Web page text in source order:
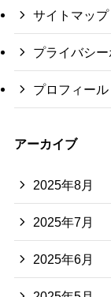
サイトマップ
プライバシ
プロフィール
アーカイブ
2025年8月
2025年7月
2025年6月